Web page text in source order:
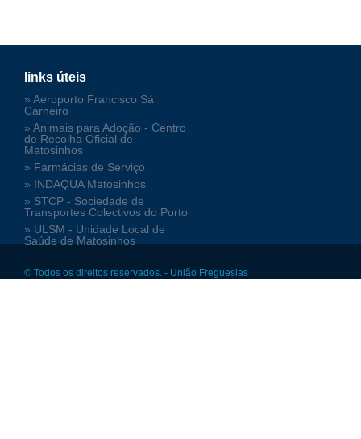
links úteis
» Aeroporto Francisco Sá
Carneiro
» Animais para Adoção - Centro
de Recolha Oficial de
Matosinhos
» Farmácias de Serviço
» INDAQUA Matosinhos
» STCP - Sociedade de
Transportes Colectivos do Porto
» ULSM - Unidade Local de
Saúde de Matosinhos
© Todos os direitos reservados. - União Freguesias